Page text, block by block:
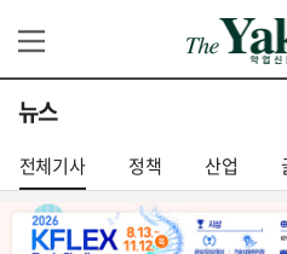
뉴스
전체기사 정책 산업